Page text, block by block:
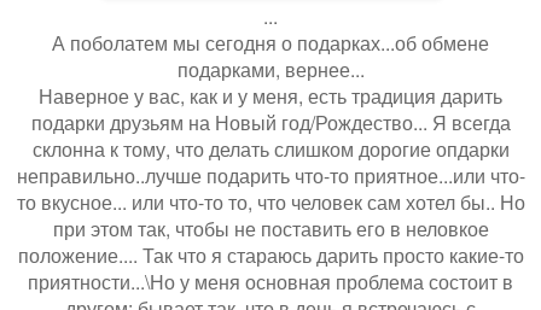
...
А поболатем мы сегодня о подарках...об обмене
подарками, вернее...
Наверное у вас, как и у меня, есть традиция дарить
подарки друзьям на Новый год/Рождество... Я всегда
склонна к тому, что делать слишком дорогие опдарки
неправильно..лучше подарить что-то приятное...или что-
то вкусное... или что-то то, что человек сам хотел бы.. Но
при этом так, чтобы не поставить его в неловкое
положение.... Так что я стараюсь дарить просто какие-то
приятности...\Но у меня основная проблема состоит в